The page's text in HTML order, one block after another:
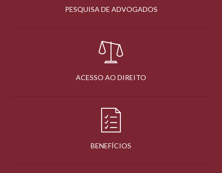
PESQUISA DE ADVOGADOS
ACESSO AO DIREITO
BENEFÍCIOS